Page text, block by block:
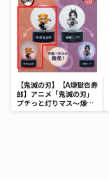
【鬼滅の刃】【A煉獄杏寿
郎】アニメ「鬼滅の刃」
プチっと灯りマス～煉獄
杏寿郎・胡蝶しのぶ～